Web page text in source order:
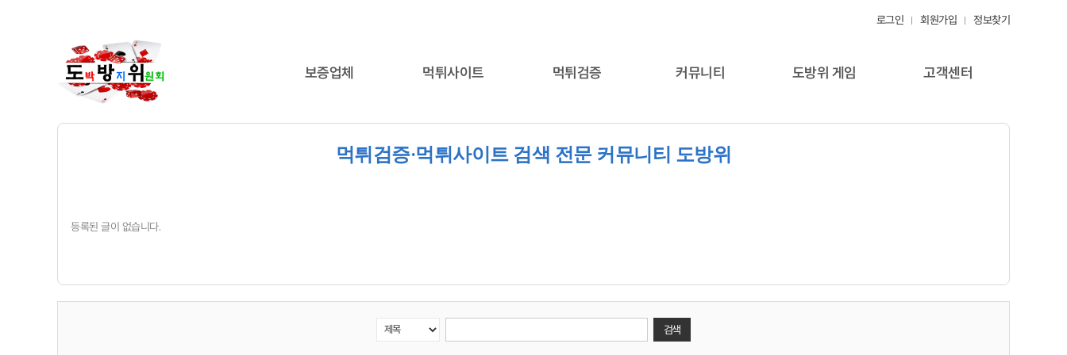
로그인 회원가입 정보찾기
보증업체 먹튀사이트 먹튀검증 커뮤니티 도방위 게임 고객센터
먹튀검증·먹튀사이트 검색 전문 커뮤니티 도방위
등록된 글이 없습니다.